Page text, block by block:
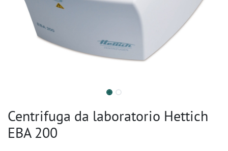
Centrifuga da laboratorio Hettich
EBA 200